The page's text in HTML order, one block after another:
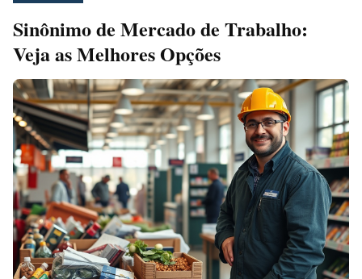
Sinônimo de Mercado de Trabalho:
Veja as Melhores Opções